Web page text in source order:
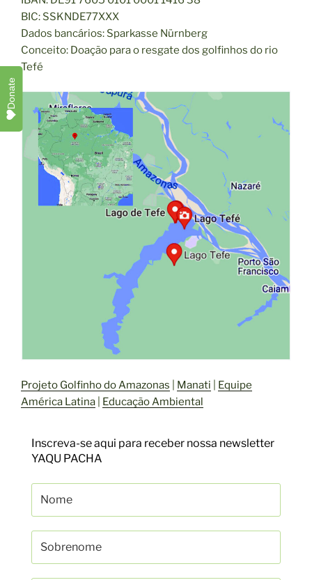
BIC: SSKNDE77XXX
Dados bancários: Sparkasse Nürnberg
Conceito: Doação para o resgate dos golfinhos do rio
Tefé
Projeto Golfinho do Amazonas Manati
Equipe
América Latina
Educação Ambiental
Inscreva-se aqui para receber nossa newsletter
YAQU PACHA
Donate